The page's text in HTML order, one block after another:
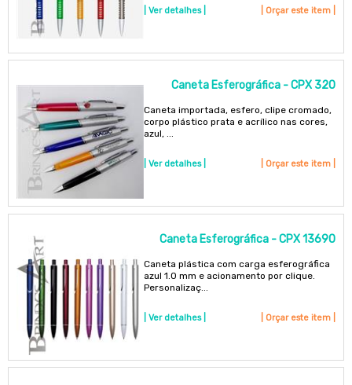
| Ver detalhes | | Orçar este item |
Caneta Esferográfica - CPX 320
Caneta importada, esfero, clipe cromado,
corpo plástico prata e acrílico nas cores,
azul, ...
| Ver detalhes | | Orçar este item |
Caneta Esferográfica - CPX 13690
Caneta plástica com carga esferográfica
azul 1.0 mm e acionamento por clique.
Personalizaç...
| Ver detalhes | | Orçar este item |